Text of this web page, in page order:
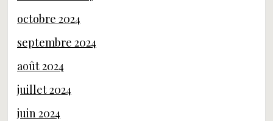
octobre 2024
septembre 2024
août 2024
juillet 2024
juin 2024